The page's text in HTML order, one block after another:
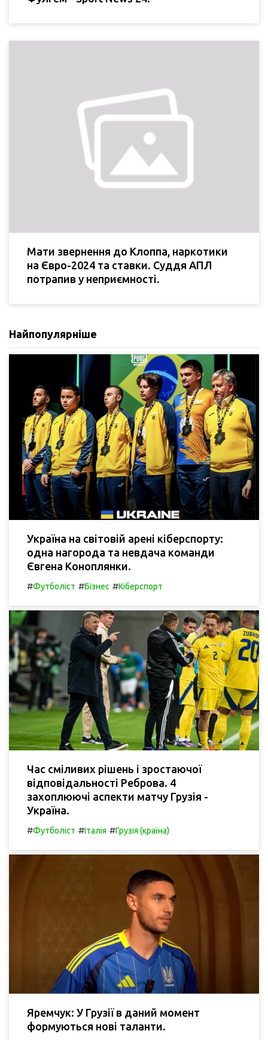
Мати звернення до Клоппа, наркотики
на Євро-2024 та ставки. Суддя АПЛ
потрапив у неприємності.
Найпопулярніше
Україна на світовій арені кіберспорту:
одна нагорода та невдача команди
Євгена Коноплянки.
#Футболіст #Бізнес #Кіберспорт
Час сміливих рішень і зростаючої
відповідальності Реброва. 4
захоплюючі аспекти матчу Грузія -
Україна.
#Футболіст #Італія #Грузія (країна)
Яремчук: У Грузії в даний момент
формуються нові таланти.